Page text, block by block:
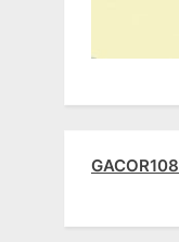
GACOR108